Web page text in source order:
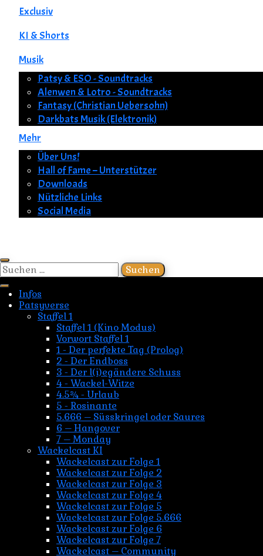
Exclusiv
KI & Shorts
Musik
Patsy & ESO - Soundtracks
Alenwen & Lotro - Soundtracks
Fantasy (Christian Uebersohn)
Darkbats Musik (Elektronik)
Mehr
Über Uns!
Hall of Fame – Unterstützer
Downloads
Nützliche Links
Social Media
Suchen
nach:
Infos
Patsyverse
Staffel 1
Staffel 1 (Kino Modus)
Vorwort Staffel 1
1 - Der perfekte Tag (Prolog)
2 - Der Endboss
3 - Der l(i)egändere Schuss
4 - Wackel-Witze
4.5¾ - Urlaub
5 - Rosinante
5.666 – Süsskringel oder Saures
6 – Hangover
7 – Monday
Wackelcast KI
Wackelcast zur Folge 1
Wackelcast zur Folge 2
Wackelcast zur Folge 3
Wackelcast zur Folge 4
Wackelcast zur Folge 5
Wackelcast zur Folge 5.666
Wackelcast zur Folge 6
Wackelcast zur Folge 7
Wackelcast – Community